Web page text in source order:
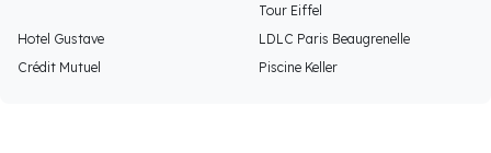
Tour Eiffel
Hotel Gustave
LDLC Paris Beaugrenelle
Crédit Mutuel
Piscine Keller